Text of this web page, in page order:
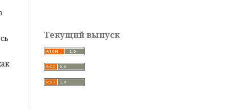
Текущий выпуск